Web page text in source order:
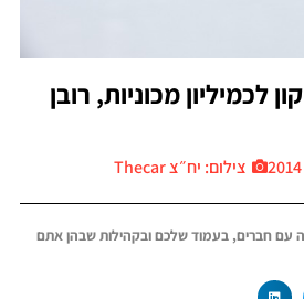
לכמיליון מכוניות, רובן
צילום: יח״צ Thecar
עם חברים, בעמוד שלכם ובקהילות שבהן אתם